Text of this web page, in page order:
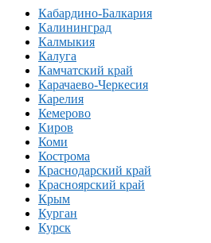
Кабардино-Балкария
Калининград
Калмыкия
Калуга
Камчатский край
Карачаево-Черкесия
Карелия
Кемерово
Киров
Коми
Кострома
Краснодарский край
Красноярский край
Крым
Курган
Курск